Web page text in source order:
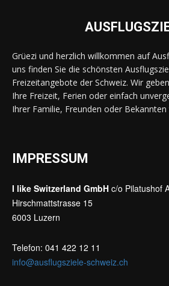
Grüezi und herzlich willkommen auf
uns finden Sie die schönsten
Freizeitangebote der Schweiz. Wir
Ihre Freizeit, Ferien oder einfach
Ihrer Familie, Freunden oder
IMPRESSUM
I like Switzerland GmbH c/o Pilatushof
Hirschmattstrasse 15
6003 Luzern
Telefon: 041 422 12 11
info@ausflugsziele-schweiz.ch